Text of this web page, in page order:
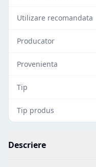
Utilizare recomandata
Producator
Provenienta
Tip
Tip produs
Descriere